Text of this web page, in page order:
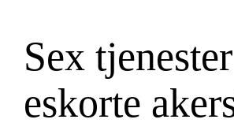
Sex tjenester
eskorte